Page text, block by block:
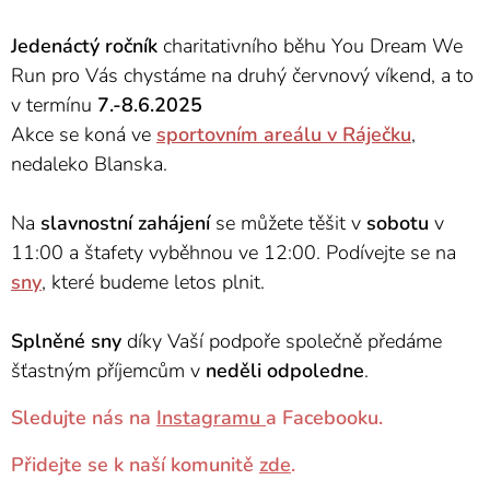
Jedenáctý ročník charitativního běhu You Dream We
Run pro Vás chystáme na druhý červnový víkend, a to
v termínu 7.-8.6.2025
Akce se koná ve sportovním areálu v Ráječku,
nedaleko Blanska.
Na slavnostní zahájeníse můžete těšit v sobotu v
11:00 a štafety vyběhnou ve 12:00. Podívejte se na
sny, které budeme letos plnit.
Splněné sny díky Vaší podpoře společně předáme
šťastným příjemcům v neděli odpoledne.
Sledujte nás na Instagramu a Facebooku.
Přidejte se k naší komunitě zde.